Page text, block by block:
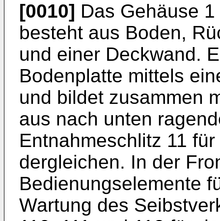
[0010] Das Gehäuse
besteht aus Boden,
und einer Deckwand.
Bodenplatte mittels
und bildet zusammen
aus nach unten
Entnahmeschlitz 11
dergleichen. In der
Bedienungselemente
Wartung des